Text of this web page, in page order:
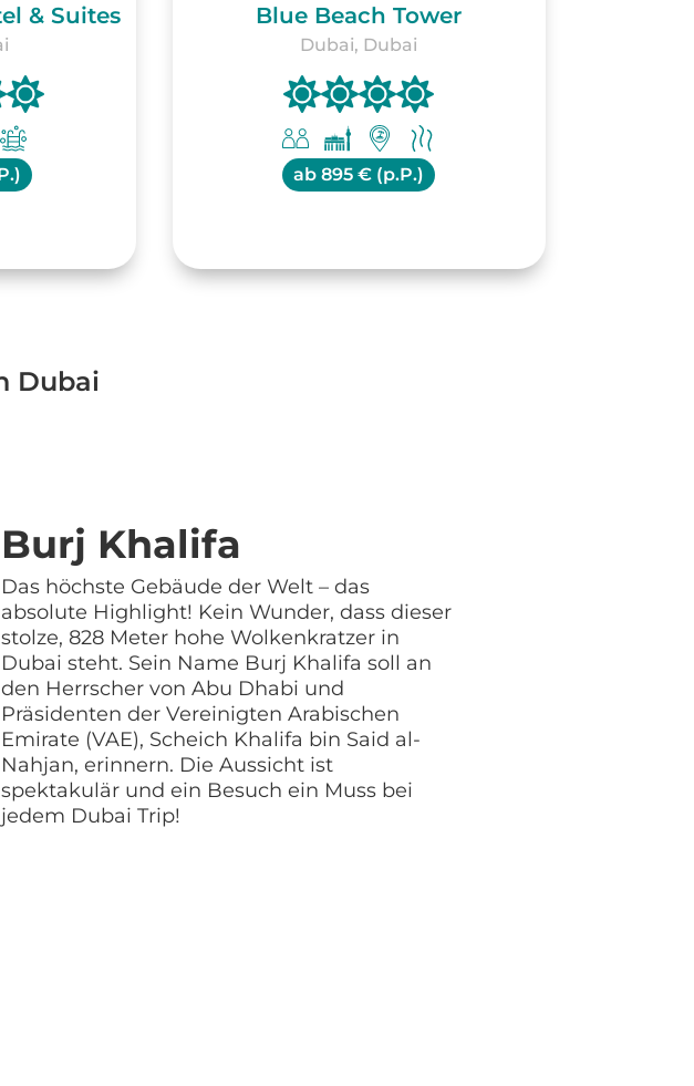
& Suites Blue Beach Tower
Dubai, Dubai
ab 895 € (p.P.)
Dubai
Burj Khalifa
Das höchste Gebäude der Welt – das
absolute Highlight! Kein Wunder, dass dieser
stolze, 828 Meter hohe Wolkenkratzer in
Dubai steht. Sein Name Burj Khalifa soll an
den Herrscher von Abu Dhabi und
Präsidenten der Vereinigten Arabischen
Emirate (VAE), Scheich Khalifa bin Said al-
Nahjan, erinnern. Die Aussicht ist
spektakulär und ein Besuch ein Muss bei
jedem Dubai Trip!